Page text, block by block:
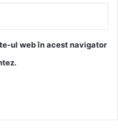
ul web în acest navigator